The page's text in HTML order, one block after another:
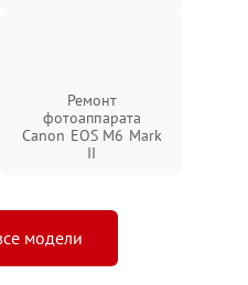
Ремонт
фотоаппарата
Canon EOS M6 Mark
II
модели